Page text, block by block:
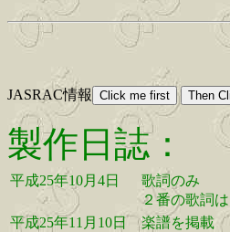
JASRAC情報
製作日誌：
平成25年10月4日
歌詞のみ
２番の歌詞
平成25年11月10日
楽譜を掲載